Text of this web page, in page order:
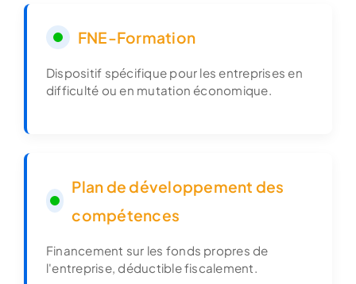
FNE-Formation
Dispositif spécifique pour les entreprises en
difficulté ou en mutation économique.
Plan de développement des
compétences
Financement sur les fonds propres de
l'entreprise, déductible fiscalement.